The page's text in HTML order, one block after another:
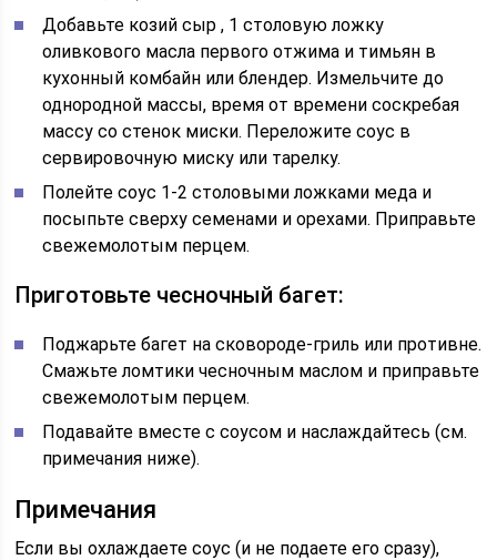
Добавьте козий сыр , 1 столовую ложку
оливкового масла первого отжима и тимьян в
кухонный комбайн или блендер. Измельчите до
однородной массы, время от времени соскребая
массу со стенок миски. Переложите соус в
сервировочную миску или тарелку.
Полейте соус 1-2 столовыми ложками меда и
посыпьте сверху семенами и орехами. Приправьте
свежемолотым перцем.
Приготовьте чесночный багет:
Поджарьте багет на сковороде-гриль или противне.
Смажьте ломтики чесночным маслом и приправьте
свежемолотым перцем.
Подавайте вместе с соусом и наслаждайтесь (см.
примечания ниже).
Примечания
Если вы охлаждаете соус (и не подаете его сразу),